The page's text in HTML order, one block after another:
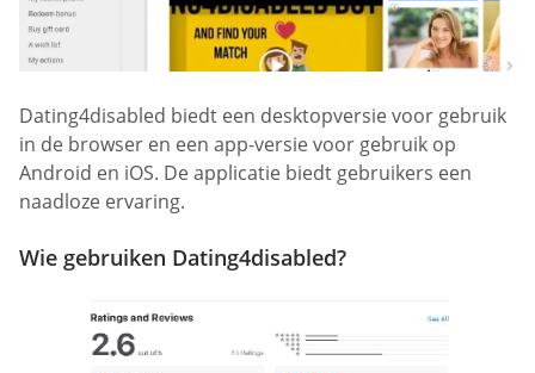
Dating4disabled biedt een desktopversie voor gebruik
in de browser en een app-versie voor gebruik op
Android en iOS. De applicatie biedt gebruikers een
naadloze ervaring.
Wie gebruiken Dating4disabled?